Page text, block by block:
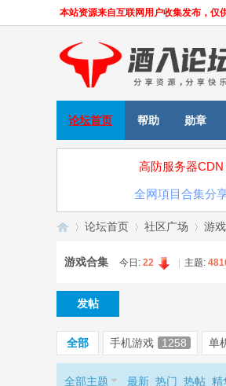
本站资源来自互联网用户收集发布，仅
论坛首页 帮助 勋章
高防服务器CDN
全网項目合集分
»
论坛首页 社区广场 游
游戏合集 今日: 22 主题:
发帖
全部 手机游戏 1258 单
全部主题 最新 热门 热帖 精